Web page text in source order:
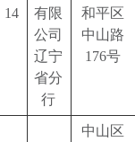
14
有限
公司
辽宁
省分
行
和平区
中山路
176号
中山区